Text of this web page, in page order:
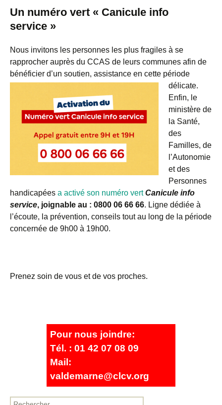
Un numéro vert « Canicule info
service »
Nous invitons les personnes les plus fragiles à se
rapprocher auprès du CCAS de leurs communes afin de
bénéficier d’un soutien, assistance en cette période
délicate.
Enfin, le
ministère de
la Santé,
des
Familles, de
l’Autonomie
et des
Personnes
handicapées a activé son numéro vert Canicule info
service, joignable au : 0800 06 66 66. Ligne dédiée à
l’écoute, la prévention, conseils tout au long de la période
concernée de 9h00 à 19h00.
Prenez soin de vous et de vos proches.
Pour nous joindre:
Tél. : 01 42 07 08 09
Mail:
valdemarne@clcv.org